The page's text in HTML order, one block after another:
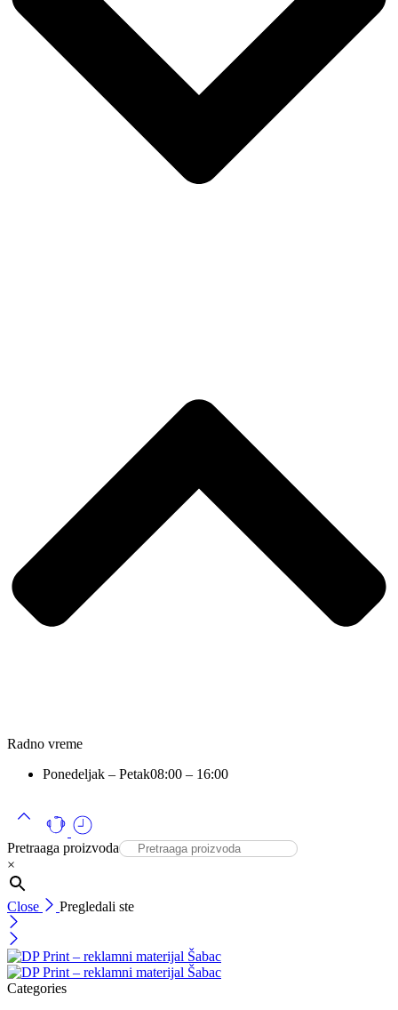
Radno vreme
Ponedeljak – Petak08:00 – 16:00
Pretraaga proizvoda
×
Close Pregledali ste
Categories